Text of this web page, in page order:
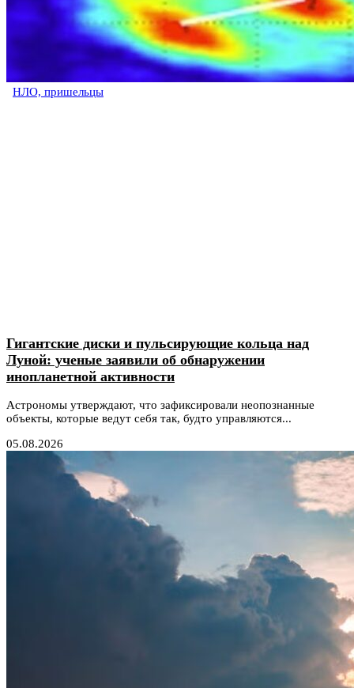
НЛО, пришельцы
Гигантские диски и пульсирующие кольца над
Луной: ученые заявили об обнаружении
инопланетной активности
Астрономы утверждают, что зафиксировали неопознанные
объекты, которые ведут себя так, будто управляются...
05.08.2026